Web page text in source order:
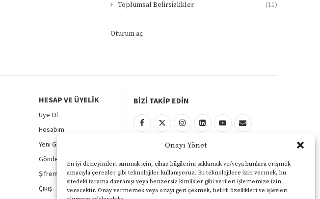
Onayı Yönet
En iyi deneyimleri sunmak için, cihaz bilgilerini saklamak ve/veya bunlara erişmek
amacıyla çerezler gibi teknolojiler kullanıyoruz. Bu teknolojilere izin vermek, bu
sitedeki tarama davranışı veya benzersiz kimlikler gibi verileri işlememize izin
verecektir. Onay vermemek veya onayı geri çekmek, belirli özellikleri ve işlevleri
Toplumsal Belirsizlikler (11)
Oturum aç
HESAP VE ÜYELIK
Üye Ol
Hesabım
Yeni Gönderi
Gönderilerim
Şifremi Unuttum
Çıkış
BİZİ TAKİP EDİN
KULLANIM ŞARTLARI
Gizlilik ve Çerezler Politikası
Yasal Uyarı
KVKK Aydınlatma Metni